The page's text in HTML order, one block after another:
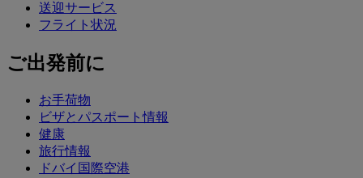
送迎サービス
フライト状況
ご出発前に
お手荷物
ビザとパスポート情報
健康
旅行情報
ドバイ国際空港